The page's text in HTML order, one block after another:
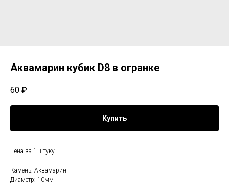
Аквамарин кубик D8 в огранке
60 ₽
Купить
Цена за 1 штуку
Камень: Аквамарин
Диаметр: 10мм